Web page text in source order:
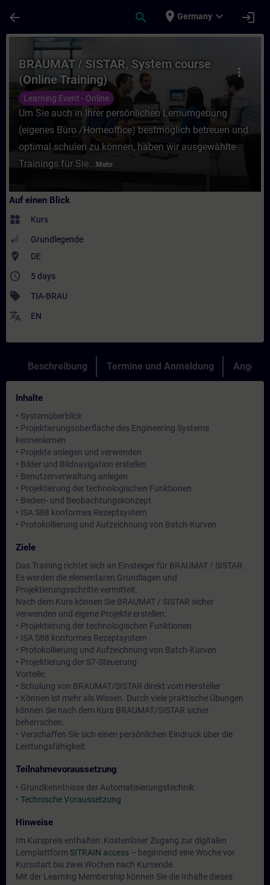
arrow_back search place Germany expand_more login
Kurs - BRAUMAT / SISTAR, System
more_vert
BRAUMAT / SISTAR, System course
(Online Training)
Learning Event - Online
Um Sie auch in Ihrer persönlichen Lernumgebung
(eigenes Büro /Homeoffice) bestmöglich betreuen und
optimal schulen zu können, haben wir ausgewählte
Trainings für Sie... Mehr
Auf einen Blick
widgets Kurs
Grundlegende
where_to_vote DE
access_time 5 days
sell TIA-BRAU
translate EN
Beschreibung Termine und Anmeldung Angebot
Inhalte
• Systemüberblick
• Projektierungsoberfläche des Engineering Systems
kennenlernen
• Projekte anlegen und verwenden
• Bilder und Bildnavigation erstellen
• Benutzerverwaltung anlegen
• Projektierung der technologischen Funktionen
• Bedien- und Beobachtungskonzept
• ISA S88 konformes Rezeptsystem
• Protokollierung und Aufzeichnung von Batch-Kurven
Ziele
Das Training richtet sich an Einsteiger für BRAUMAT / SISTAR.
Es werden die elementaren Grundlagen und
Projektierungsschritte vermittelt.
Nach dem Kurs können Sie BRAUMAT / SISTAR sicher
verwenden und eigene Projekte erstellen:
• Projektierung der technologischen Funktionen
• ISA S88 konformes Rezeptsystem
• Protokollierung und Aufzeichnung von Batch-Kurven
• Projektierung der S7-Steuerung
Vorteile:
• Schulung von BRAUMAT/SISTAR direkt vom Hersteller
• Können ist mehr als Wissen. Durch viele praktische Übungen
können Sie nach dem Kurs BRAUMAT/SISTAR sicher
beherrschen.
• Verschaffen Sie sich einen persönlichen Eindruck über die
Leistungsfähigkeit.
Teilnahmevoraussetzung
• Grundkenntnisse der Automatisierungstechnik
• Technische Voraussetzung
Hinweise
Im Kurspreis enthalten: Kostenloser Zugang zur digitalen
Lernplattform SITRAIN access – beginnend eine Woche vor
Kursstart bis zwei Wochen nach Kursende.
Mit der Learning Membership können Sie die Inhalte dieses